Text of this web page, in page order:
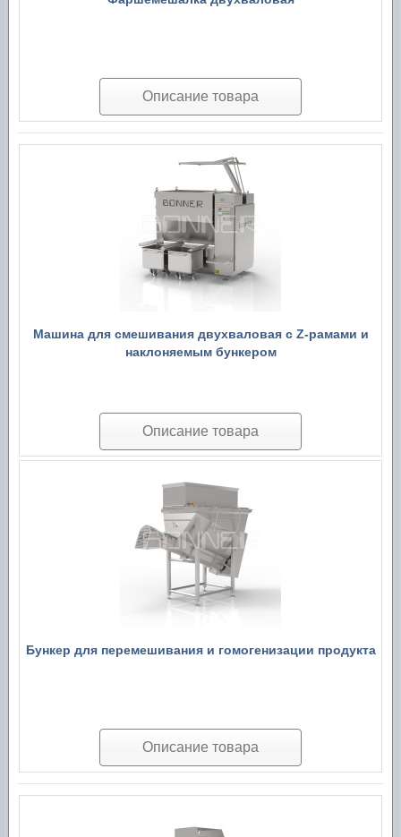
Описание товара
Машина для смешивания двухваловая с Z-рамами и
наклоняемым бункером
Описание товара
Бункер для перемешивания и гомогенизации продукта
Описание товара